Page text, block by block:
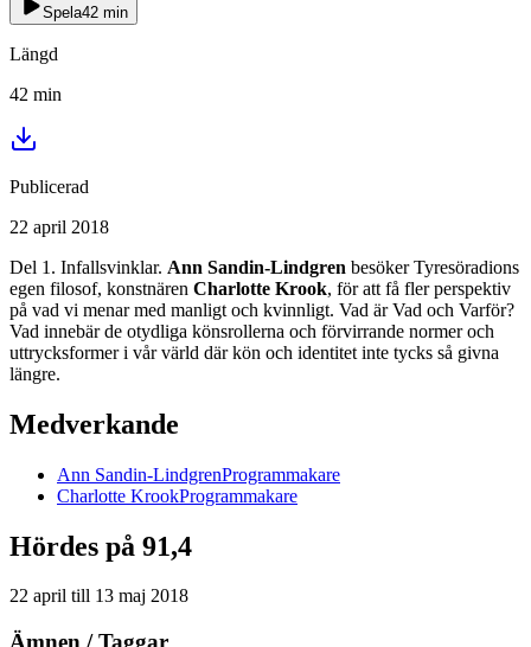
Spela42 min
Längd
42 min
Publicerad
22 april 2018
Del 1. Infallsvinklar. Ann Sandin-Lindgren besöker Tyresöradions
egen filosof, konstnären Charlotte Krook, för att få fler perspektiv
på vad vi menar med manligt och kvinnligt. Vad är Vad och Varför?
Vad innebär de otydliga könsrollerna och förvirrande normer och
uttrycksformer i vår värld där kön och identitet inte tycks så givna
längre.
Medverkande
Ann Sandin-LindgrenProgrammakare
Charlotte KrookProgrammakare
Hördes på 91,4
22 april till 13 maj 2018
Ämnen / Taggar